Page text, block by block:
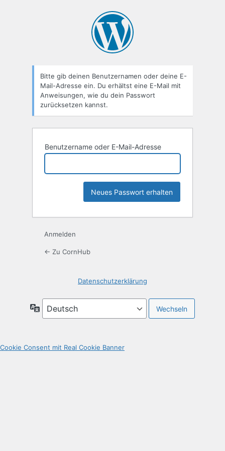
Bitte gib deinen Benutzernamen oder deine E-
Mail-Adresse ein. Du erhältst eine E-Mail mit
Anweisungen, wie du dein Passwort
zurücksetzen kannst.
Benutzername oder E-Mail-Adresse
Anmelden
← Zu CornHub
Datenschutzerklärung
Sprache
Cookie Consent mit Real Cookie Banner